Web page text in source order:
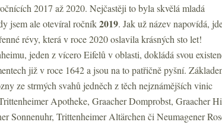
2017 až 2020. Nejčastěji to byla skvělá mladá
jsem ale otevíral ročník2019. Jak už název napovídá,
révy, která v roce 2020 oslavila krásných sto let!
jeden z vícero Eifelů v oblasti, dokládá svou
již v roce 1642 a jsou na to patřičně pyšní.
ze strmých svahů jedněch z těch nejznámějších vinic
Apotheke, Graacher Domprobst, Graacher
Sonnenuhr, Trittenheimer Altärchen či Neumagener